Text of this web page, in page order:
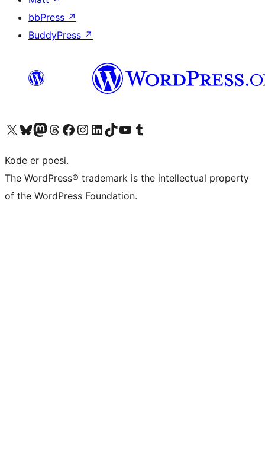
bbPress ↗
BuddyPress ↗
Besøg vores X (tidligere Twitter) konto
Besøg vores Bluesky-konto
Besøg vores Mastodon konto
Besøg vores Threads-konto
Besøg vores Facebook sideBesøg vores Instagram konto
Besøg vores LinkedIn konto
Besøg vores TikTok-konto
Besøg vores YouTube-kanalBesøg vores Tumblr-konto
Kode er poesi.
The WordPress® trademark is the intellectual property
of the WordPress Foundation.